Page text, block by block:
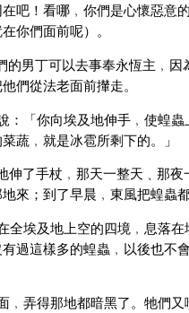
吧！看哪﹐你們是心懷惡意
你們面前呢）。
的男丁可以去事奉永恆主﹐因
們從法老面前攆走。
：「你向埃及地伸手﹐使蝗蟲
蔬﹐就是冰雹所剩下的。」
伸了手杖﹐那天一整天﹑那夜
來；到了早晨﹐東風把蝗蟲都
全埃及地上空的四境﹐息落在
過這樣多的蝗蟲﹐以後也不
﹐弄得那地都暗黑了。牠們又